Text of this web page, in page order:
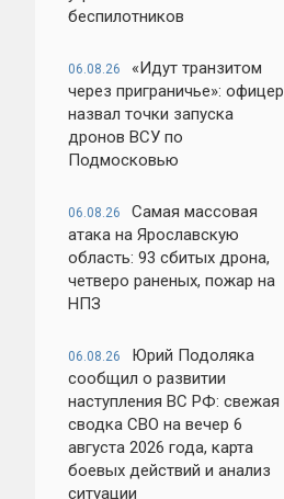
беспилотников
06.08.26
«Идут транзитом
через приграничье»: офицер
назвал точки запуска
дронов ВСУ по
Подмосковью
06.08.26
Самая массовая
атака на Ярославскую
область: 93 сбитых дрона,
четверо раненых, пожар на
НПЗ
06.08.26
Юрий Подоляка
сообщил о развитии
наступления ВС РФ: свежая
сводка СВО на вечер 6
августа 2026 года, карта
боевых действий и анализ
ситуации